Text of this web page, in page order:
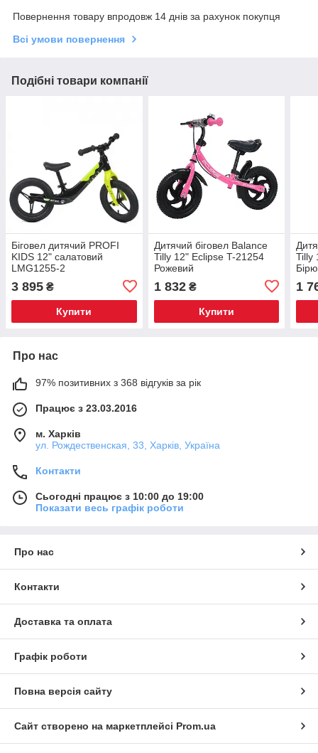
Повернення товару впродовж 14 днів за рахунок покупця
Всі умови повернення
Подібні товари компанії
Біговел дитячий PROFI
KIDS 12" салатовий
LMG1255-2
3 895 ₴
Купити
Дитячий біговел Balance
Tilly 12" Eclipse T-21254
Рожевий
1 832₴
Купити
Tilly
1
Про нас
97% позитивних з 368 відгуків за рік
Працює з 23.03.2016
м. Харків
ул. Рождественская, 33, Харків, Україна
Контакти
Сьогодні працює з 10:00 до 19:00
Показати весь графік роботи
Про нас
Контакти
Доставка та оплата
Графік роботи
Повна версія сайту
Сайт створено на маркетплейсі Prom.ua